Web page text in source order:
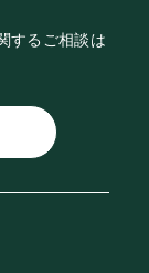
するご相談は